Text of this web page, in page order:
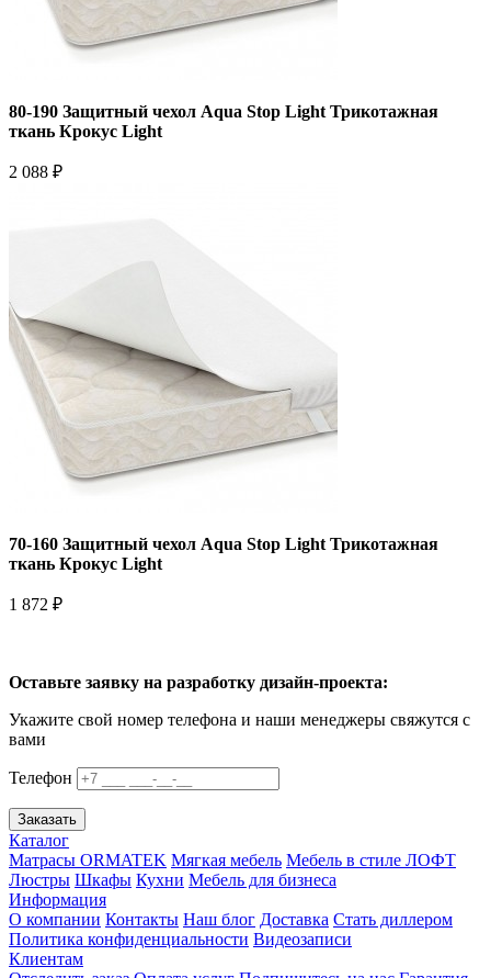
80-190 Защитный чехол Aqua Stop Light Трикотажная
ткань Крокус Light
2 088 ₽
70-160 Защитный чехол Aqua Stop Light Трикотажная
ткань Крокус Light
1 872 ₽
Оставьте заявку на разработку дизайн-проекта:
Укажите свой номер телефона и наши менеджеры свяжутся с
вами
Телефон
Заказать
Каталог
Матрасы ORMATEK Мягкая мебель Мебель в стиле ЛОФТ
Люстры Шкафы Кухни Мебель для бизнеса
Информация
О компании Контакты Наш блог Доставка Стать диллером
Политика конфиденциальности Видеозаписи
Клиентам